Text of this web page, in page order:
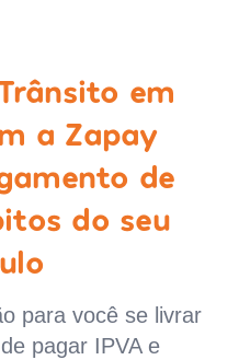
em
a Zapay
de
do seu
para você se livrar
pagar IPVA e